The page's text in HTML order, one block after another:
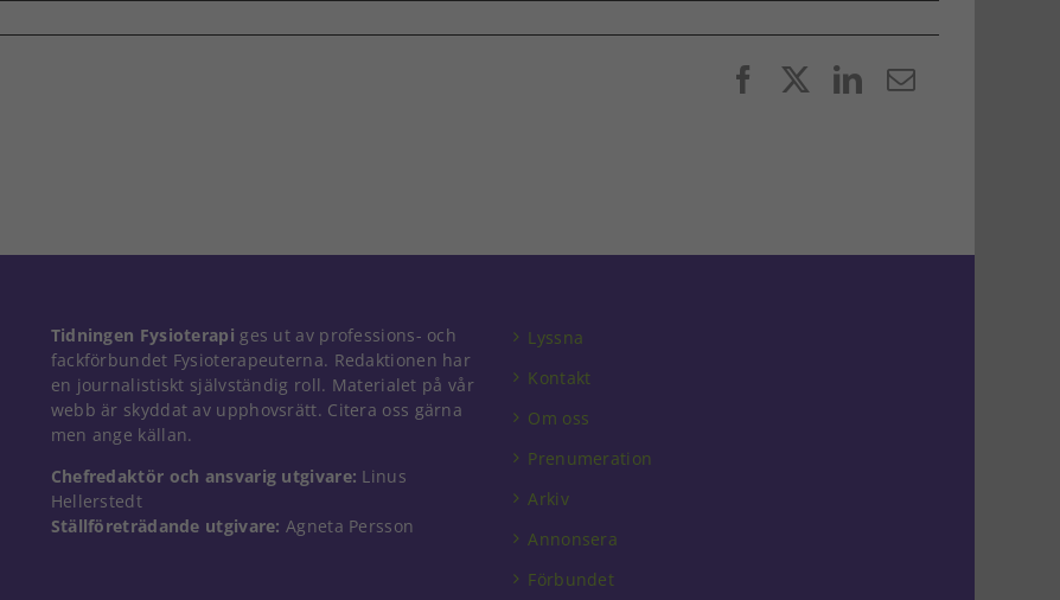
FacebookLinkedIn
E-
Tidningen Fysioterapi ges ut av professions- och
fackförbundet Fysioterapeuterna. Redaktionen har
en journalistiskt självständig roll. Materialet på vår
webb är skyddat av upphovsrätt. Citera oss gärna
men ange källan.
Chefredaktör och ansvarig utgivare: Linus
Hellerstedt
Ställföreträdande utgivare: Agneta Persson
Lyssna
Kontakt
Om oss
Prenumeration
Arkiv
Annonsera
Förbundet
Nödvändiga
Dessa kakor
går inte att
välja bort. De
behövs för
taget ska